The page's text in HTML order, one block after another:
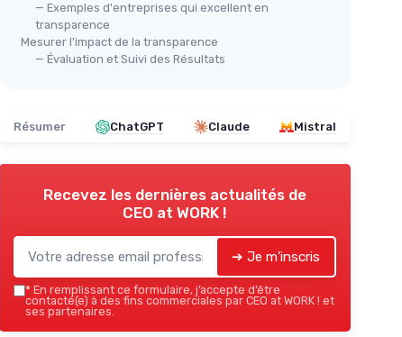
— Exemples d'entreprises qui excellent en
transparence
Mesurer l'impact de la transparence
— Évaluation et Suivi des Résultats
Résumer ChatGPT Claude Mistral
Recevez les dernières actualités de
CEO at WORK !
➔ Je m'inscris
* En remplissant ce formulaire, j’accepte d’être
contacté(e) à des fins commerciales par CEO at WORK ! et
ses partenaires.